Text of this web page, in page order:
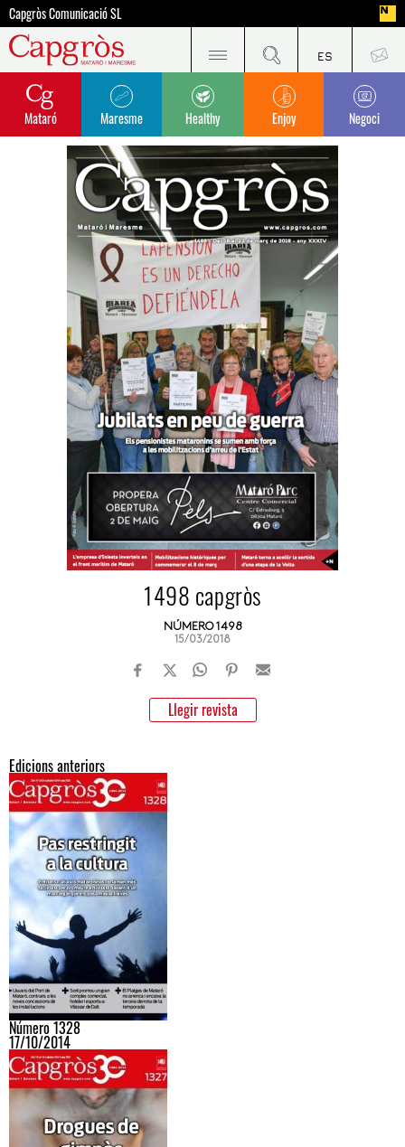
Capgròs Comunicació SL
Mataró Maresme Healthy Enjoy Negoci
1498 capgròs
NÚMERO 1498
15/03/2018
Llegir revista
Edicions anteriors
Número 1328
17/10/2014